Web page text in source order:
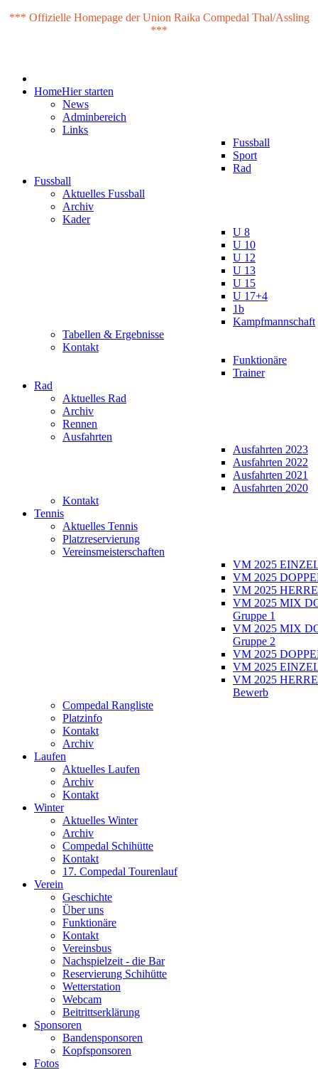
*** Offizielle Homepage der Union Raika Compedal Thal/Assling
***
HomeHier starten
News
Adminbereich
Links
Fussball
Sport
Rad
Fussball
Aktuelles Fussball
Archiv
Kader
U 8
U 10
U 12
U 13
U 15
U 17+4
1b
Kampfmannschaft
Tabellen & Ergebnisse
Kontakt
Funktionäre
Trainer
Rad
Aktuelles Rad
Archiv
Rennen
Ausfahrten
Ausfahrten 2023
Ausfahrten 2022
Ausfahrten 2021
Ausfahrten 2020
Kontakt
Tennis
Aktuelles Tennis
Platzreservierung
Vereinsmeisterschaften
VM 2025
VM 2025
VM 2025
VM 2025 MIX
Gruppe 1
VM 2025 MIX
Gruppe 2
VM 2025
VM 2025
VM 2025
Bewerb
Compedal Rangliste
Platzinfo
Kontakt
Archiv
Laufen
Aktuelles Laufen
Archiv
Kontakt
Winter
Aktuelles Winter
Archiv
Compedal Schihütte
Kontakt
17. Compedal Tourenlauf
Verein
Geschichte
Über uns
Funktionäre
Kontakt
Vereinsbus
Nachspielzeit - die Bar
Reservierung Schihütte
Wetterstation
Webcam
Beitrittserklärung
Sponsoren
Bandensponsoren
Kopfsponsoren
Fotos